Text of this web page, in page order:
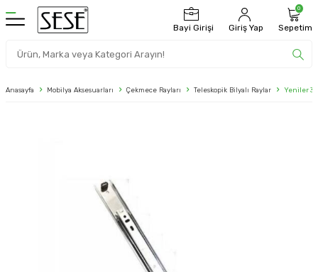
Bayi Girişi Giriş Yap
0
Sepetim
Anasayfa Mobilya Aksesuarları Çekmece Rayları Teleskopik Bilyalı Raylar Yeniler